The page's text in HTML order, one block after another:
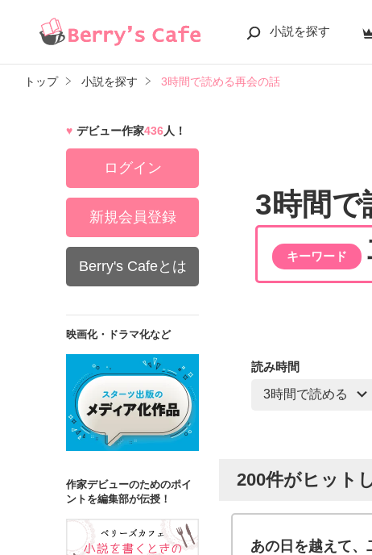
小説を探す
トップ 小説を探す 3時間で読める再会の話
3時間で
キーワード
読み時間
200件がヒット
あの日を越えて
デビュー作家436人！
ログイン
新規会員登録
Berry's Cafeとは
映画化・ドラマ化など
作家デビューのためのポイ
ントを編集部が伝授！